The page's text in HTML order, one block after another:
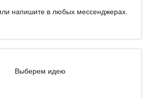
напишите в любых мессенджерах.